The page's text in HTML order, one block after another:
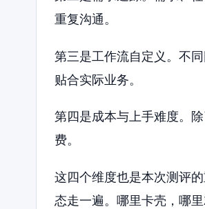
重复沟通。
第三是工作流自定义。不
贴合实际业务。
第四是成本与上手难度。
费。
这四个维度也是本次测评
态走一遍。哪里卡壳，哪里